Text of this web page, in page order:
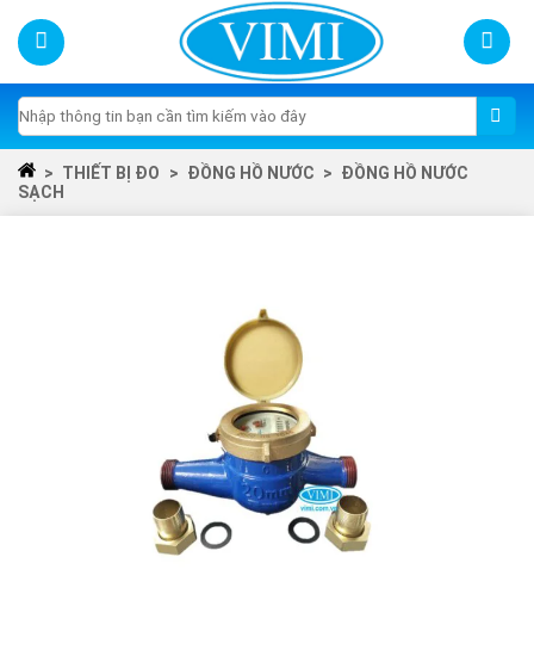
Skip
content
Tìm
kiếm:
> THIẾT BỊ ĐO > ĐỒNG HỒ NƯỚC > ĐỒNG HỒ NƯỚC
SẠCH